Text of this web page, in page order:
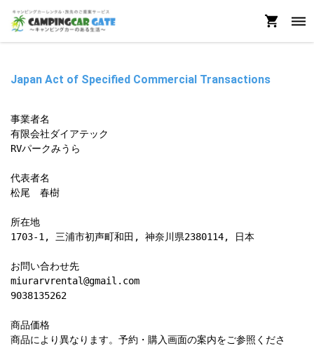
Japan Act of Specified Commercial Transactions
事業者名
有限会社ダイアテック
RVパークみうら
代表者名
松尾　春樹
所在地
1703-1, 三浦市初声町和田, 神奈川県2380114, 日本
お問い合わせ先
miurarvrental@gmail.com
9038135262
商品価格
商品により異なります。予約・購入画面の案内をご参照くださ